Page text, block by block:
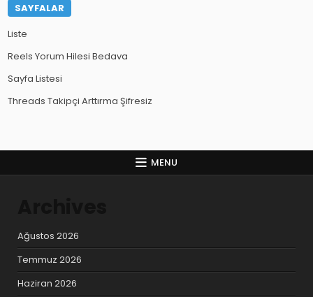
SAYFALAR
Liste
Reels Yorum Hilesi Bedava
Sayfa Listesi
Threads Takipçi Arttırma Şifresiz
MENU
Ağustos 2026
Temmuz 2026
Haziran 2026